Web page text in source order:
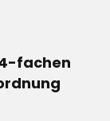
fachen